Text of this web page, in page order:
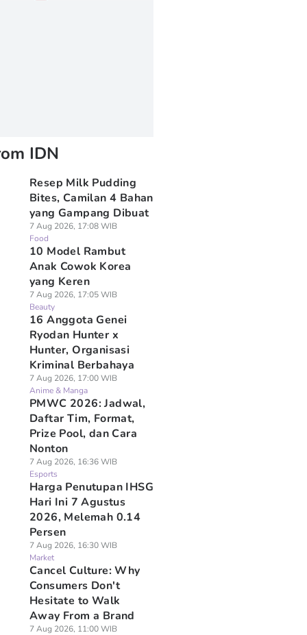
IDN
Resep Milk Pudding
Bites, Camilan 4 Bahan
yang Gampang Dibuat
7 Aug 2026, 17:08 WIB
Food
10 Model Rambut
Anak Cowok Korea
yang Keren
7 Aug 2026, 17:05 WIB
Beauty
16 Anggota Genei
Ryodan Hunter x
Hunter, Organisasi
Kriminal Berbahaya
7 Aug 2026, 17:00 WIB
Anime & Manga
PMWC 2026: Jadwal,
Daftar Tim, Format,
Prize Pool, dan Cara
Nonton
7 Aug 2026, 16:36 WIB
Esports
Harga Penutupan IHSG
Hari Ini 7 Agustus
2026, Melemah 0.14
Persen
7 Aug 2026, 16:30 WIB
Market
Cancel Culture: Why
Consumers Don't
Hesitate to Walk
Away From a Brand
7 Aug 2026, 11:00 WIB